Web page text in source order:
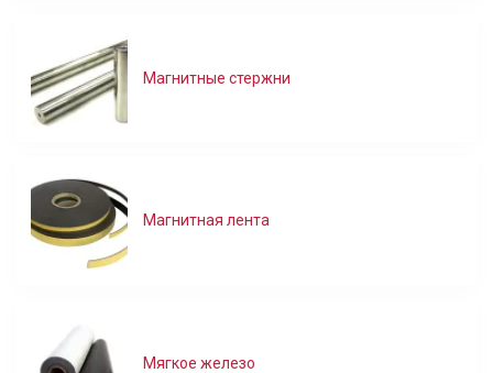
Магнитные стержни
Магнитная лента
Мягкое железо